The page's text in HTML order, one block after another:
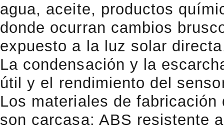
agua, aceite, productos
donde ocurran cambios
expuesto a la luz solar
La condensación y la
útil y el rendimiento del
Los materiales de
son carcasa: ABS resistente